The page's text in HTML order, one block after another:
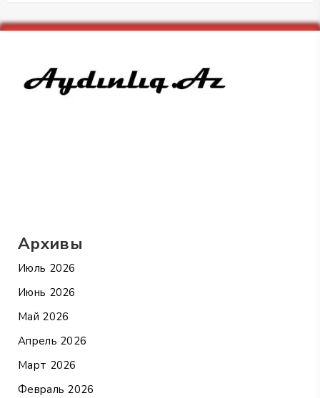
Архивы
Июль 2026
Июнь 2026
Май 2026
Апрель 2026
Март 2026
Февраль 2026